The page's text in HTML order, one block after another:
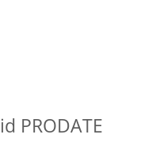
PRODATE